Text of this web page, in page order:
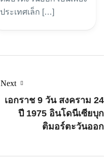
บุกติมอร์ตะวันออก
ประเทศเล็ก […]
Next
เอกราช 9 วัน สงคราม 24
ปี 1975 อินโดนีเซียบุก
ติมอร์ตะวันออก